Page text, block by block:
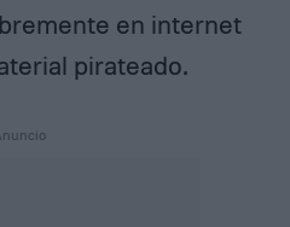
en internet
pirateado.